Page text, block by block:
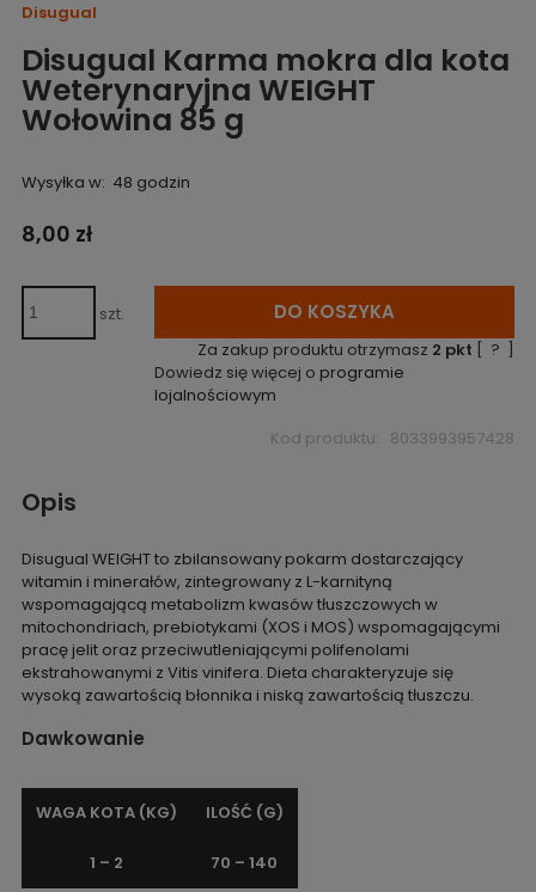
Disugual
Disugual Karma mokra dla kota
Weterynaryjna WEIGHT
Wołowina 85 g
Wysyłka w: 48 godzin
8,00 zł
szt. DO KOSZYKA
Za zakup produktu otrzymasz 2 pkt [ ? ]
Dowiedz się więcej o programie
lojalnościowym
Kod produktu: 8033993957428
Opis
Disugual WEIGHT to zbilansowany pokarm dostarczający
witamin i minerałów, zintegrowany z L-karnityną
wspomagającą metabolizm kwasów tłuszczowych w
mitochondriach, prebiotykami (XOS i MOS) wspomagającymi
pracę jelit oraz przeciwutleniającymi polifenolami
ekstrahowanymi z Vitis vinifera. Dieta charakteryzuje się
wysoką zawartością błonnika i niską zawartością tłuszczu.
Dawkowanie
WAGA KOTA (KG) ILOŚĆ (G)
1 – 2 70 – 140